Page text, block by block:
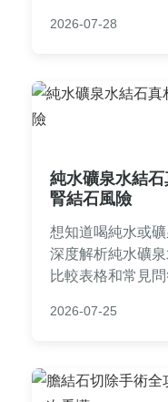
避免副作用。無
2026-07-28
純水礦泉水結
腎結石風險
想知道喝純水或
深度解析純水礦
比較表格和常見
疑問！
2026-07-25